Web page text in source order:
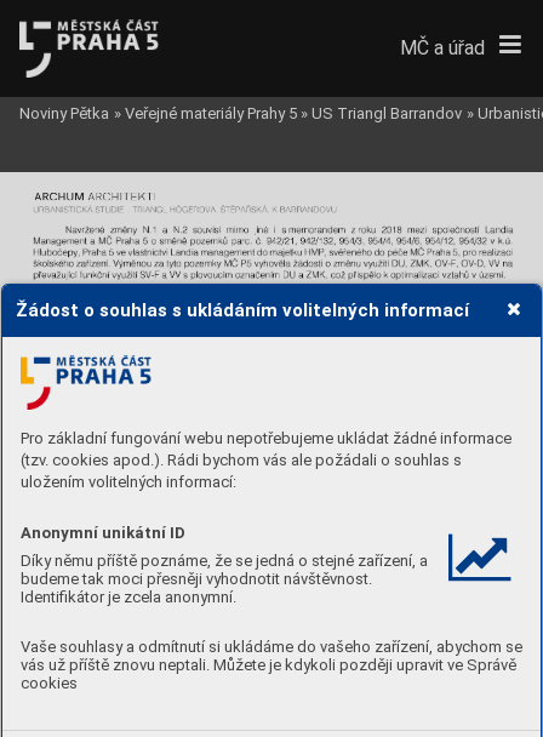
Žádost o souhlas s ukládáním volitelných informací
Pro základní fungování webu nepotřebujeme ukládat žádné informace
(tzv. cookies apod.). Rádi bychom vás ale požádali o souhlas s
uložením volitelných informací:
Anonymní unikátní ID
Díky němu příště poznáme, že se jedná o stejné zařízení, a
budeme tak moci přesněji vyhodnotit návštěvnost.
Identifikátor je zcela anonymní.
Vaše souhlasy a odmítnutí si ukládáme do vašeho zařízení, abychom se
vás už příště znovu neptali. Můžete je kdykoli později upravit ve Správě
cookies
MČ a úřad
Noviny Pětka » Veřejné materiály Prahy 5 » US Triangl Barrandov »